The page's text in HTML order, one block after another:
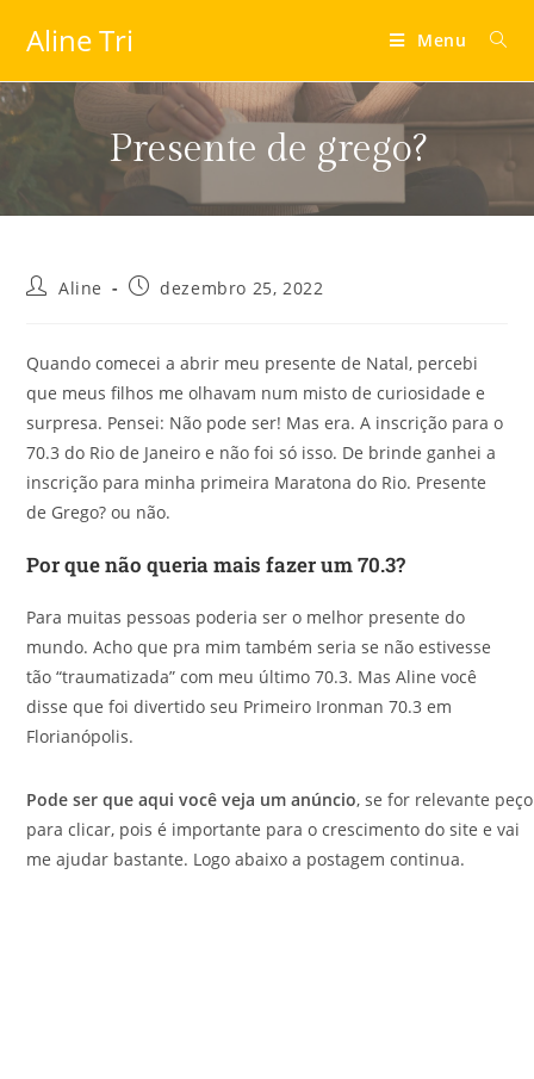
Aline Tri Menu
Presente de grego?
Aline dezembro 25, 2022
Quando comecei a abrir meu presente de Natal, percebi
que meus filhos me olhavam num misto de curiosidade e
surpresa. Pensei: Não pode ser! Mas era. A inscrição para o
70.3 do Rio de Janeiro e não foi só isso. De brinde ganhei a
inscrição para minha primeira Maratona do Rio. Presente
de Grego? ou não.
Por que não queria mais fazer um 70.3?
Para muitas pessoas poderia ser o melhor presente do
mundo. Acho que pra mim também seria se não estivesse
tão “traumatizada” com meu último 70.3. Mas Aline você
disse que foi divertido seu Primeiro Ironman 70.3 em
Florianópolis.
Pode ser que aqui você veja um anúncio, se for relevante peço
para clicar, pois é importante para o crescimento do site e vai
me ajudar bastante. Logo abaixo a postagem continua.